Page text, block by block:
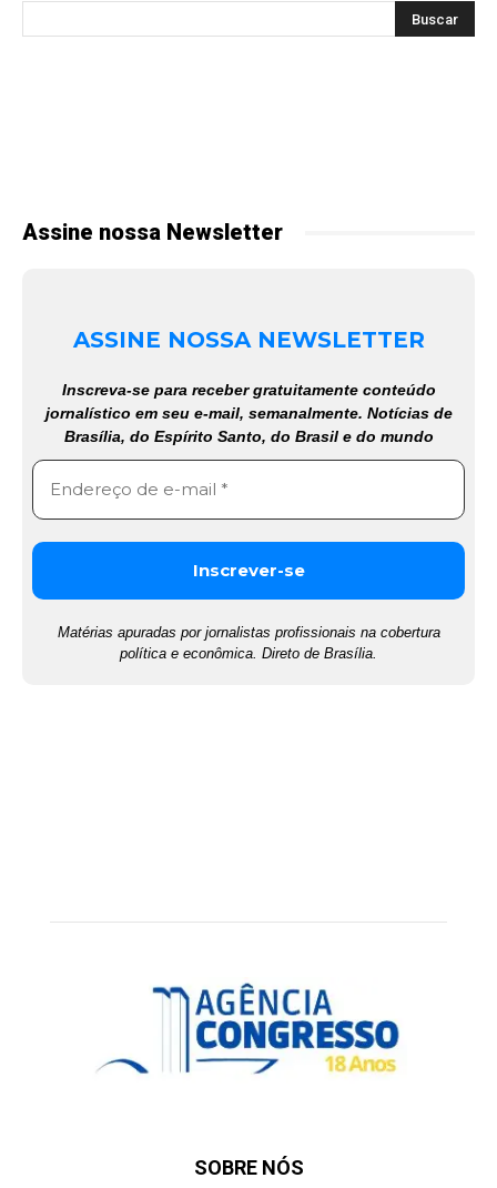
Assine nossa Newsletter
ASSINE NOSSA NEWSLETTER
Inscreva-se para receber gratuitamente conteúdo
jornalístico em seu e-mail, semanalmente. Notícias de
Brasília, do Espírito Santo, do Brasil e do mundo
Matérias apuradas por jornalistas profissionais na cobertura
política e econômica. Direto de Brasília.
SOBRE NÓS